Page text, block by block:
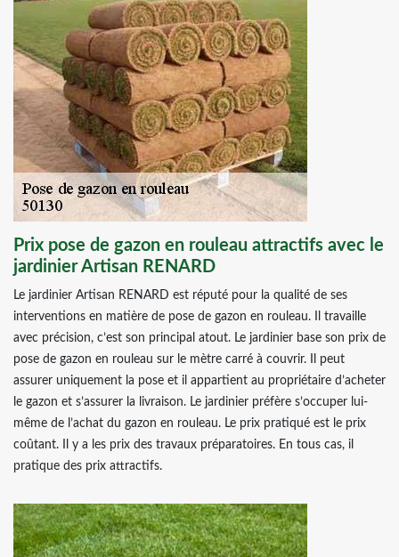
Prix pose de gazon en rouleau attractifs avec le
jardinier Artisan RENARD
Le jardinier Artisan RENARD est réputé pour la qualité de ses
interventions en matière de pose de gazon en rouleau. Il travaille
avec précision, c’est son principal atout. Le jardinier base son prix de
pose de gazon en rouleau sur le mètre carré à couvrir. Il peut
assurer uniquement la pose et il appartient au propriétaire d’acheter
le gazon et s’assurer la livraison. Le jardinier préfère s’occuper lui-
même de l’achat du gazon en rouleau. Le prix pratiqué est le prix
coûtant. Il y a les prix des travaux préparatoires. En tous cas, il
pratique des prix attractifs.